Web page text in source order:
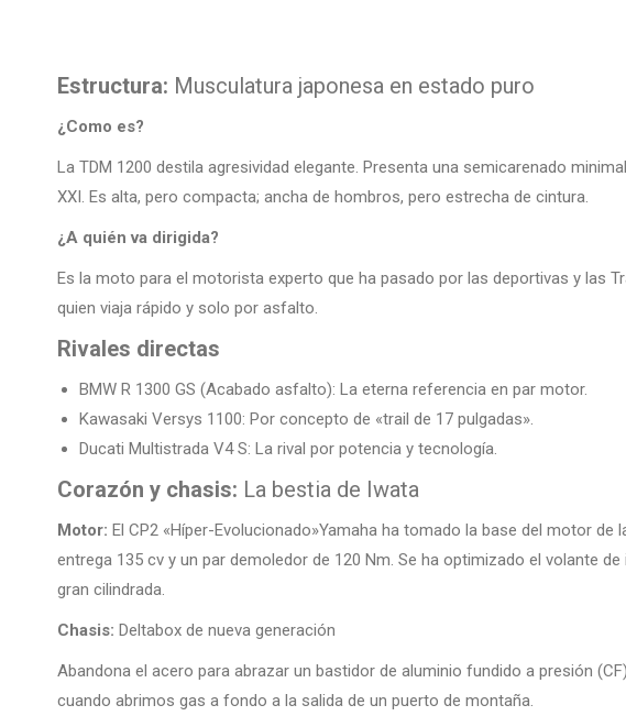
Estructura: Musculatura japonesa en estado puro
¿Como es?
La TDM 1200 destila agresividad elegante. Presenta una semicarenado
XXI. Es alta, pero compacta; ancha de hombros, pero estrecha de cintura.
¿A quién va dirigida?
Es la moto para el motorista experto que ha pasado por las deportivas y las
quien viaja rápido y solo por asfalto.
Rivales directas
BMW R 1300 GS (Acabado asfalto): La eterna referencia en par motor.
Kawasaki Versys 1100: Por concepto de «trail de 17 pulgadas».
Ducati Multistrada V4 S: La rival por potencia y tecnología.
Corazón y chasis: La bestia de Iwata
Motor: El CP2 «Híper-Evolucionado»Yamaha ha tomado la base del motor
entrega 135 cv y un par demoledor de 120 Nm. Se ha optimizado el volante
gran cilindrada.
Chasis: Deltabox de nueva generación
Abandona el acero para abrazar un bastidor de aluminio fundido a presión
cuando abrimos gas a fondo a la salida de un puerto de montaña.